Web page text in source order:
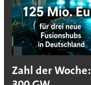
Zahl der Woche: